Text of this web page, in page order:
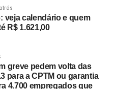
veja calendário e quem
R$ 1.621,00
greve pedem volta das
para a CPTM ou garantia
4.700 empregados que